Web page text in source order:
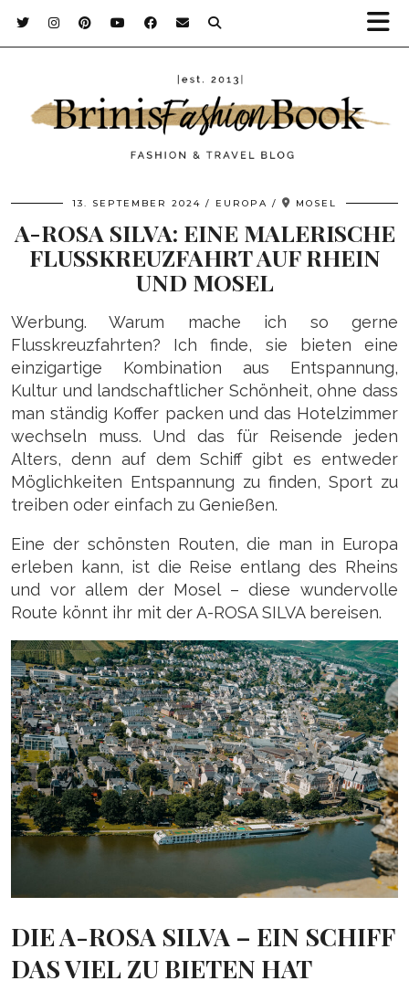
13. SEPTEMBER 2024 EUROPA MOSEL
A-ROSA SILVA: EINE MALERISCHE
FLUSSKREUZFAHRT AUF RHEIN
UND MOSEL
Werbung. Warum mache ich so gerne
Flusskreuzfahrten? Ich finde, sie bieten eine
einzigartige Kombination aus Entspannung,
Kultur und landschaftlicher Schönheit, ohne dass
man ständig Koffer packen und das Hotelzimmer
wechseln muss. Und das für Reisende jeden
Alters, denn auf dem Schiff gibt es entweder
Möglichkeiten Entspannung zu finden, Sport zu
treiben oder einfach zu Genießen.
Eine der schönsten Routen, die man in Europa
erleben kann, ist die Reise entlang des Rheins
und vor allem der Mosel – diese wundervolle
Route könnt ihr mit der A-ROSA SILVA bereisen.
DIE A-ROSA SILVA – EIN SCHIFF
DAS VIEL ZU BIETEN HAT